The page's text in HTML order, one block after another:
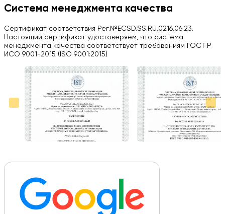
H
03.09.2024
Вся работа выполнена в срок. Всем рекомендую
Больше отзывов на Google Maps
Система менеджмента качества
Сертификат соответствия Рег.№ECSD.SS.RU.0216.06.23.
Настоящий сертификат удостоверяем, что система
менеджмента качества соответствует требованиям ГОСТ Р
ИСО 9001-2015 (ISO 9001:2015)